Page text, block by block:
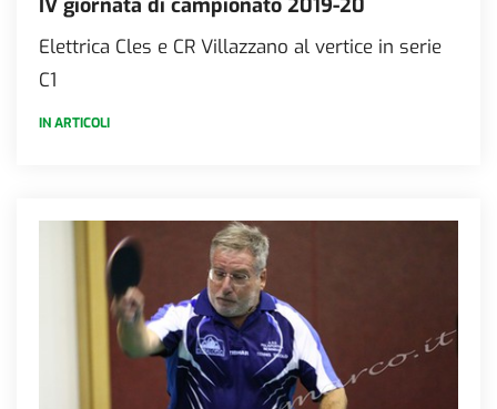
Elettrica Cles e CR Villazzano al vertice in serie
C1
IN ARTICOLI